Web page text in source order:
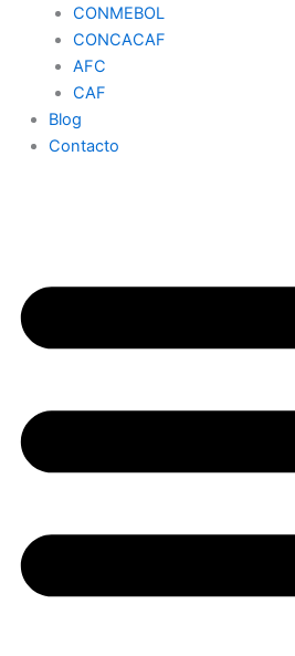
CONMEBOL
CONCACAF
AFC
CAF
Blog
Contacto